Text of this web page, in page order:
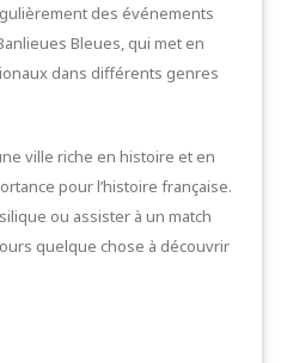
des événements
Bleues, qui met en
dans différents genres
ville riche en histoire et en
pour l’histoire française.
ou assister à un match
quelque chose à découvrir